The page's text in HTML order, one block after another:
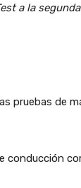
a la
pruebas de
conducción